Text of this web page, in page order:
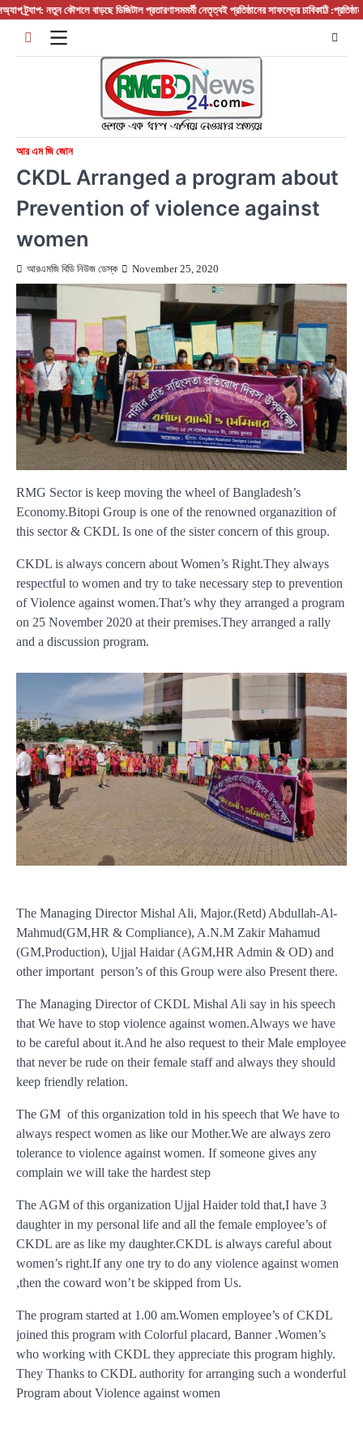
Skipনতুন কৌশলে বাড়ছে ডিজিটাল প্রতারণাসমমর্মী নেতৃত্বই প্রতিষ্ঠানের সাফল্যের চাবিকাঠি :প্রতিষ্ঠান
আর এম জি জোন
CKDL Arranged a program about
Prevention of violence against
women
আরএমজি বিডি নিউজ ডেস্ক November 25, 2020
RMG Sector is keep moving the wheel of Bangladesh’s
Economy.Bitopi Group is one of the renowned organazition of
this sector & CKDL Is one of the sister concern of this group.
CKDL is always concern about Women’s Right.They always
respectful to women and try to take necessary step to prevention
of Violence against women.That’s why they arranged a program
on 25 November 2020 at their premises.They arranged a rally
and a discussion program.
The Managing Director Mishal Ali, Major.(Retd) Abdullah-Al-
Mahmud(GM,HR & Compliance), A.N.M Zakir Mahamud
(GM,Production), Ujjal Haidar (AGM,HR Admin & OD) and
other important person’s of this Group were also Present there.
The Managing Director of CKDL Mishal Ali say in his speech
that We have to stop violence against women.Always we have
to be careful about it.And he also request to their Male employee
that never be rude on their female staff and always they should
keep friendly relation.
The GM of this organization told in his speech that We have to
always respect women as like our Mother.We are always zero
tolerance to violence against women. If someone gives any
complain we will take the hardest step
The AGM of this organization Ujjal Haider told that,I have 3
daughter in my personal life and all the female employee’s of
CKDL are as like my daughter.CKDL is always careful about
women’s right.If any one try to do any violence against women
,then the coward won’t be skipped from Us.
The program started at 1.00 am.Women employee’s of CKDL
joined this program with Colorful placard, Banner .Women’s
who working with CKDL they appreciate this program highly.
They Thanks to CKDL authority for arranging such a wonderful
Program about Violence against women